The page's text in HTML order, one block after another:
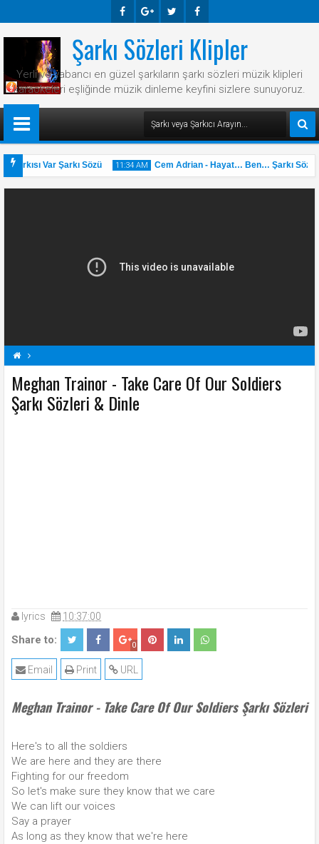
Ook E-
Plus
R Ook
Şarkı Sözleri Klipler
Yerli ve yabancı en güzel şarkıların şarkı sözleri müzik klipleri
karaokeleri eşliğinde müzik dinleme keyfini sizlere sunuyoruz.
Var Şarkı Sözü 11:34 AM
31 May
2025
Cem Adrian - Hayat… Ben… Şarkı Sözü
M Meghan Trainor Şarkı Sözleri
Şarkı Sözleri
Take Care Of Our Soldiers Şarkı Sözleri
Meghan Trainor - Take Care Of Our Soldiers
Şarkı Sözleri & Dinle
lyrics 10:37:00
Share to: 0
URL
Print
Email
Meghan Trainor - Take Care Of Our Soldiers Şarkı Sözleri
Here's to all the soldiers
We are here and they are there
Fighting for our freedom
So let's make sure they know that we care
We can lift our voices
Say a prayer
As long as they know that we're here